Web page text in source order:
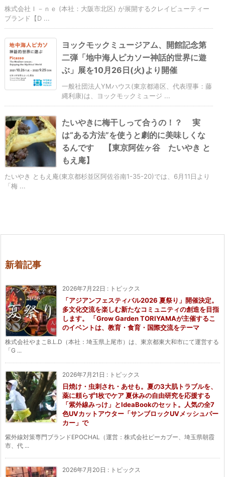
株式会社Ｉ－ｎｅ (本社：大阪市北区) が展開するクレイビューティー
ブランド【D ...
ヨックモックミュージアム、開館記念第
二弾「地中海人ピカソー神話的世界に遊
ぶ」展を10月26日(火)より開催
一般社団法人YMハウス(東京都港区、代表理事：藤
縄利康)は、ヨックモックミュージ ...
たいやきに梅干しって合うの！？ 実
は“ある方法”を使うと劇的に美味しくな
るんです 【東京阿佐ヶ谷 たいやき と
もえ庵】
たいやき ともえ庵(東京都杉並区阿佐谷南1-35-20)では、6月11日より
「梅 ...
新着記事
2026年7月22日 : トピックス
「アジアンフェスティバル2026 夏祭り」開催決定。
多文化交流を楽しむ新たなコミュニティの創造を目指
します。 「Grow Garden TORIYAMAが主催するこ
のイベントは、教育・食育・国際交流をテーマ
株式会社やまこB.L.D（本社：埼玉県上尾市）は、東京都東大和市にて運営する
「G ...
2026年7月21日 : トピックス
日焼け・虫刺され・あせも。夏の3大肌トラブルを、
薬に頼らず1枚でケア 夏休みの自由研究を応援する
「紫外線みっけ」とIdeaBookのセット。人気の全7
色UVカットアウター「サンブロックUVメッシュパー
カー」で
紫外線対策専門ブランドEPOCHAL（運営：株式会社ピーカブー、埼玉県朝霞
市、代 ...
2026年7月20日 : トピックス